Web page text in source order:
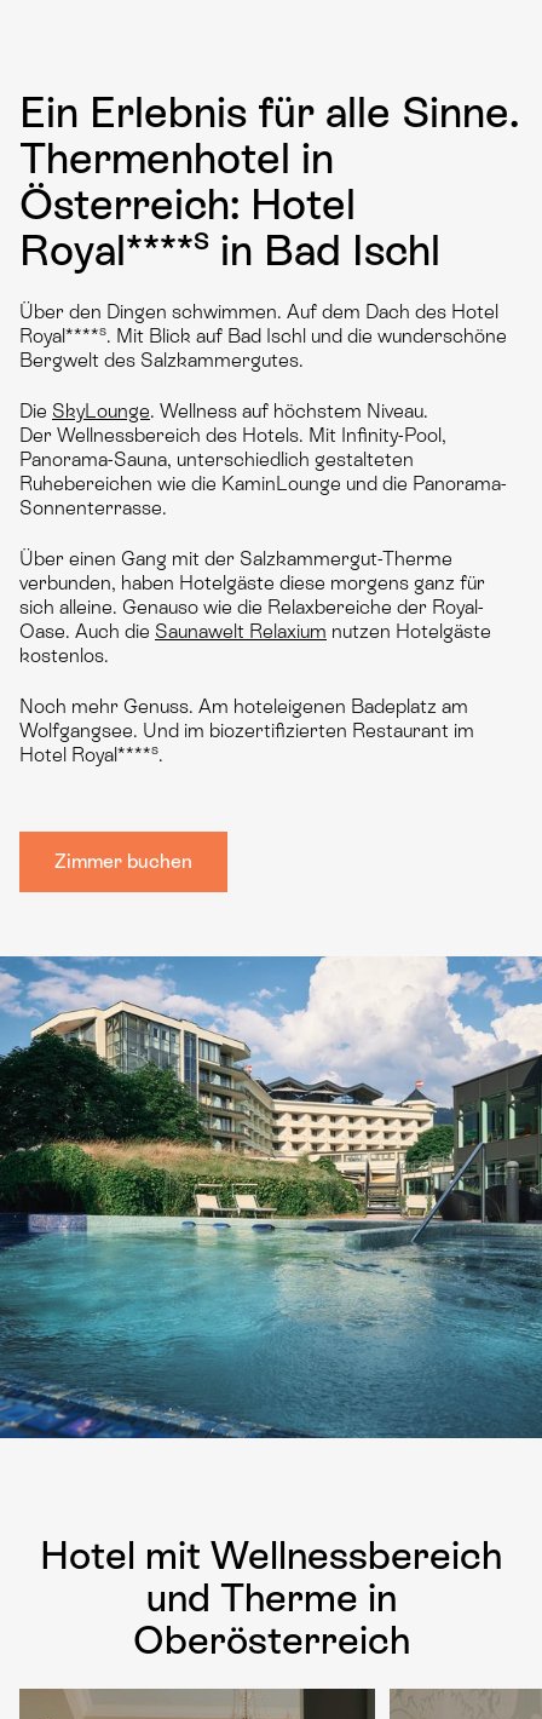
Ein Erlebnis für alle Sinne.
Thermenhotel in
Österreich: Hotel
Royal****s in Bad Ischl
Über den Dingen schwimmen. Auf dem Dach des Hotel
Royal****s. Mit Blick auf Bad Ischl und die wunderschöne
Bergwelt des Salzkammergutes.
Die SkyLounge. Wellness auf höchstem Niveau.
Der Wellnessbereich des Hotels. Mit Infinity-Pool,
Panorama-Sauna, unterschiedlich gestalteten
Ruhebereichen wie die KaminLounge und die Panorama-
Sonnenterrasse.
Über einen Gang mit der Salzkammergut-Therme
verbunden, haben Hotelgäste diese morgens ganz für
sich alleine. Genauso wie die Relaxbereiche der Royal-
Oase. Auch die Saunawelt Relaxium nutzen Hotelgäste
kostenlos.
Noch mehr Genuss. Am hoteleigenen Badeplatz am
Wolfgangsee. Und im biozertifizierten Restaurant im
Hotel Royal****s.
Zimmer buchen
Hotel mit Wellnessbereich
und Therme in
Oberösterreich